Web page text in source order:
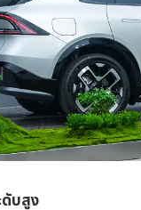
ดับสูง